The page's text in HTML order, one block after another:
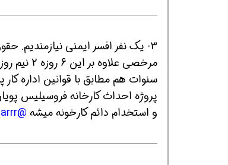
مرخصی
سنوات هم مطابق با قوانین اداره
پروژه احداث کارخانه فروسیلیس
و استخدام دائم کارخونه میشه @pareparvaz70arrr